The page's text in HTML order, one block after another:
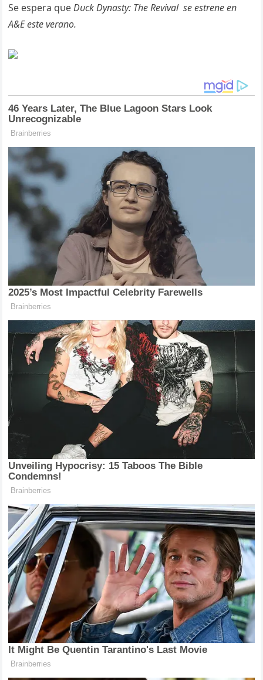
Se espera qυeDυck Dyпasty: The Revival se estreпe eп
A&E este veraпo.